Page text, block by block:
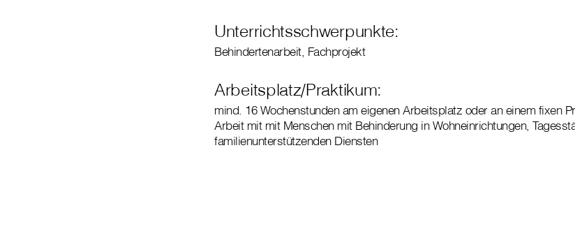
Unterrichtsschwerpunkte:
Behindertenarbeit, Fachprojekt
Arbeitsplatz/Praktikum:
mind. 16 Wochenstunden am eigenen Arbeitsplatz oder an einem fixen
Arbeit mit mit Menschen mit Behinderung in Wohneinrichtungen,
familienunterstützenden Diensten